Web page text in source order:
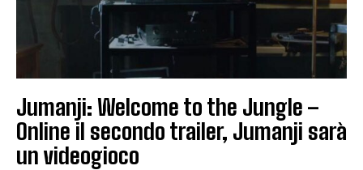
Jumanji: Welcome to the Jungle –
Online il secondo trailer, Jumanji sarà
un videogioco